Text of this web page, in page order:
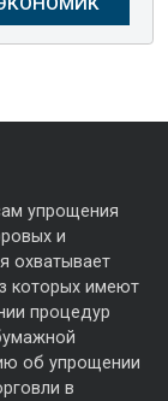
упрощения
и
охватывает
которых имеют
процедур
об упрощении
в